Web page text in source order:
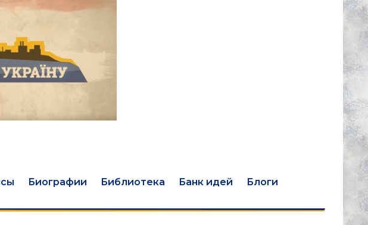
Биографии Библиотека Банк идей
Блоги